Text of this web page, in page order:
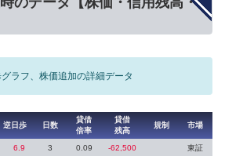
ラフ、株価追加の詳細データ
逆日歩 日数
貸借
倍率
貸借
残高
規制 市場
6.9 3 0.09 -62,500 東証